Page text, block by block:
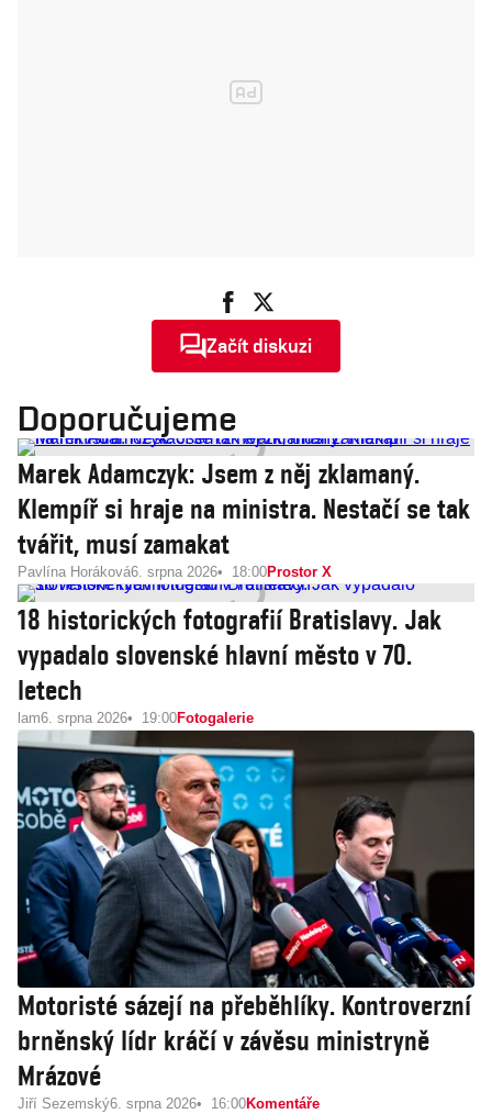
Začít diskuzi
Doporučujeme
Marek Adamczyk: Jsem z něj zklamaný.
Klempíř si hraje na ministra. Nestačí se tak
tvářit, musí zamakat
Pavlína Horáková6. srpna 2026 18:00Prostor X
18 historických fotografií Bratislavy. Jak
vypadalo slovenské hlavní město v 70.
letech
lam6. srpna 2026 19:00Fotogalerie
Motoristé sázejí na přeběhlíky. Kontroverzní
brněnský lídr kráčí v závěsu ministryně
Mrázové
Jiří Sezemský6. srpna 2026 16:00Komentáře